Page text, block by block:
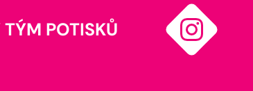
POTISKŮ